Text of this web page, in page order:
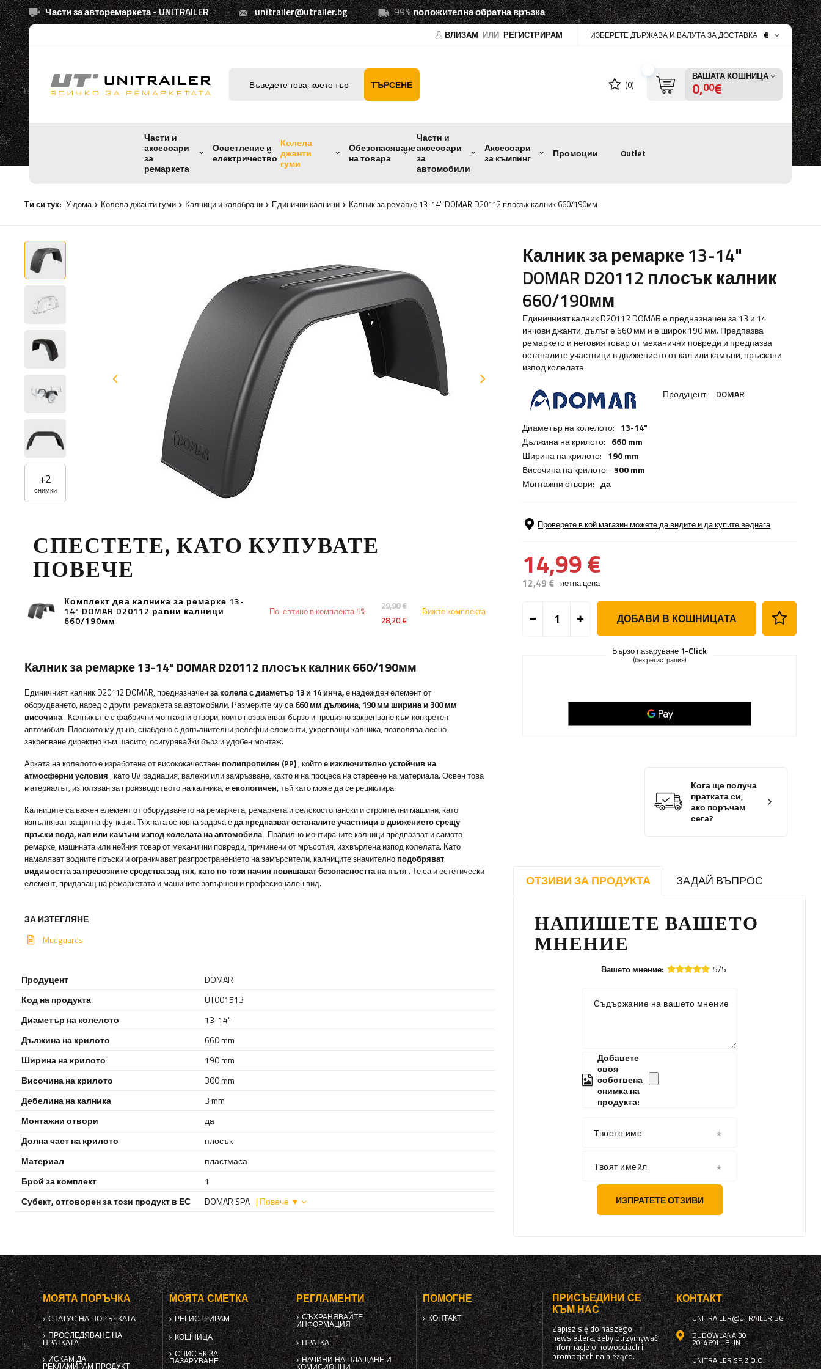
Части за авторемаркета - UNITRAILER unitrailer@utrailer.bg 99%положителна обратна връзка
ВЛИЗАМ ИЛИ РЕГИСТРИРАМ ИЗБЕРЕТЕ ДЪРЖАВА И ВАЛУТА ЗА ДОСТАВКА €
ТЪРСЕНЕ (0)
ВАШАТА КОШНИЦА
0,00€
Части и
аксесоари
за
ремаркета
Осветление и
електричество
Колела
джанти
гуми
Обезопасяване
на товара
Части и
аксесоари
за
автомобили
Аксесоари
за къмпинг
Промоции Outlet
Ти си тук: У дома Колела джанти гуми Калници и калобрани Единични калници Калник за ремарке 13-14" DOMAR D20112 плосък калник 660/190мм
+2
снимки
Калник за ремарке 13-14"
DOMAR D20112 плосък калник
660/190мм
Единичният калник D20112 DOMAR е предназначен за 13 и 14
инчови джанти, дълъг е 660 мм и е широк 190 мм. Предпазва
ремаркето и неговия товар от механични повреди и предпазва
останалите участници в движението от кал или камъни, пръскани
изпод колелата.
Продуцент: DOMAR
Диаметър на колелото: 13-14"
Дължина на крилото: 660 mm
Ширина на крилото: 190 mm
Височина на крилото: 300 mm
Монтажни отвори: да
Проверете в кой магазин можете да видите и да купите веднага
14,99 €
12,49 € нетна цена
ДОБАВИ В КОШНИЦАТА
Бързо пазаруване 1-Click
(без регистрация)
Кога ще получа
пратката си,
ако поръчам
сега?
ОТЗИВИ ЗА ПРОДУКТА ЗАДАЙ ВЪПРОС
НАПИШЕТЕ ВАШЕТО
МНЕНИЕ
Вашето мнение: 5/5
Съдържание на вашето мнение
Добавете
своя
собствена
снимка на
продукта:
Твоето име
Твоят имейл
ИЗПРАТЕТЕ ОТЗИВИ
СПЕСТЕТЕ, КАТО КУПУВАТЕ
ПОВЕЧЕ
Комплект два калника за ремарке 13-
14" DOMAR D20112 равни калници
660/190мм
29,98 €
28,20 €
По-евтино в комплекта 5% Вижте комплекта
Калник за ремарке 13-14" DOMAR D20112 плосък калник 660/190мм
Единичният калник D20112 DOMAR, предназначенза колела с диаметър 13 и 14 инча,е надежден елемент от
оборудването, наред с други. ремаркета за автомобили. Размерите му са660 мм дължина, 190 мм ширина и 300 мм
височина. Калникът е с фабрични монтажни отвори, които позволяват бързо и прецизно закрепване към конкретен
автомобил. Плоското му дъно, снабдено с допълнителни релефни елементи, укрепващи калника, позволява лесно
закрепване директно към шасито, осигурявайки бърз и удобен монтаж.
Арката на колелото е изработена от висококачествен полипропилен (PP), койтое изключително устойчив на
атмосферни условия , като UV радиация, валежи или замръзване, както и на процеса на стареене на материала. Освен това
материалът, използван за производството на калника, еекологичен,тъй като може да се рециклира.
Калниците са важен елемент от оборудването на ремаркета, ремаркета и селскостопански и строителни машини, като
изпълняват защитна функция. Тяхната основна задача еда предпазват останалите участници в движението срещу
пръски вода, кал или камъни изпод колелата на автомобила. Правилно монтираните калници предпазват и самото
ремарке, машината или нейния товар от механични повреди, причинени от мръсотия, изхвърлена изпод колелата. Като
намаляват водните пръски и ограничават разпространението на замърсители, калниците значително подобряват
видимостта за превозните средства зад тях, като по този начин повишават безопасността на пътя . Те са и естетически
елемент, придаващ на ремаркетата и машините завършен и професионален вид.
ЗА ИЗТЕГЛЯНЕ
Mudguards
Продуцент
DOMAR
Код на продукта
UT001513
Диаметър на колелото
13-14"
Дължина на крилото
660 mm
Ширина на крилото
190 mm
Височина на крилото
300 mm
Дебелина на калника
3 mm
Монтажни отвори
да
Долна част на крилото
плосък
Материал
пластмаса
Брой за комплект
1
Субект, отговорен за този продукт в ЕС
DOMAR SPA | Повече ▼
МОЯТА ПОРЪЧКА
СТАТУС НА ПОРЪЧКАТА
ПРОСЛЕДЯВАНЕ НА
ПРАТКАТА
ИСКАМ ДА
РЕКЛАМИРАМ ПРОДУКТ
МОЯТА СМЕТКА
РЕГИСТРИРАМ
КОШНИЦА
СПИСЪК ЗА
ПАЗАРУВАНЕ
РЕГЛАМЕНТИ
СЪХРАНЯВАЙТЕ
ИНФОРМАЦИЯ
ПРАТКА
НАЧИНИ НА ПЛАЩАНЕ И
ПОМОГНЕ
КОНТАКТ
ПРИСЪЕДИНИ СЕ
КЪМ НАС
Zapisz się do naszego
newslettera, żeby otrzymywać
informacje o nowościach i
promocjach na bieżąco.
КОНТАКТ
UNITRAILER@UTRAILER.BG
BUDOWLANA 30
20-469LUBLIN
UNITRAILER SP. Z O.O.